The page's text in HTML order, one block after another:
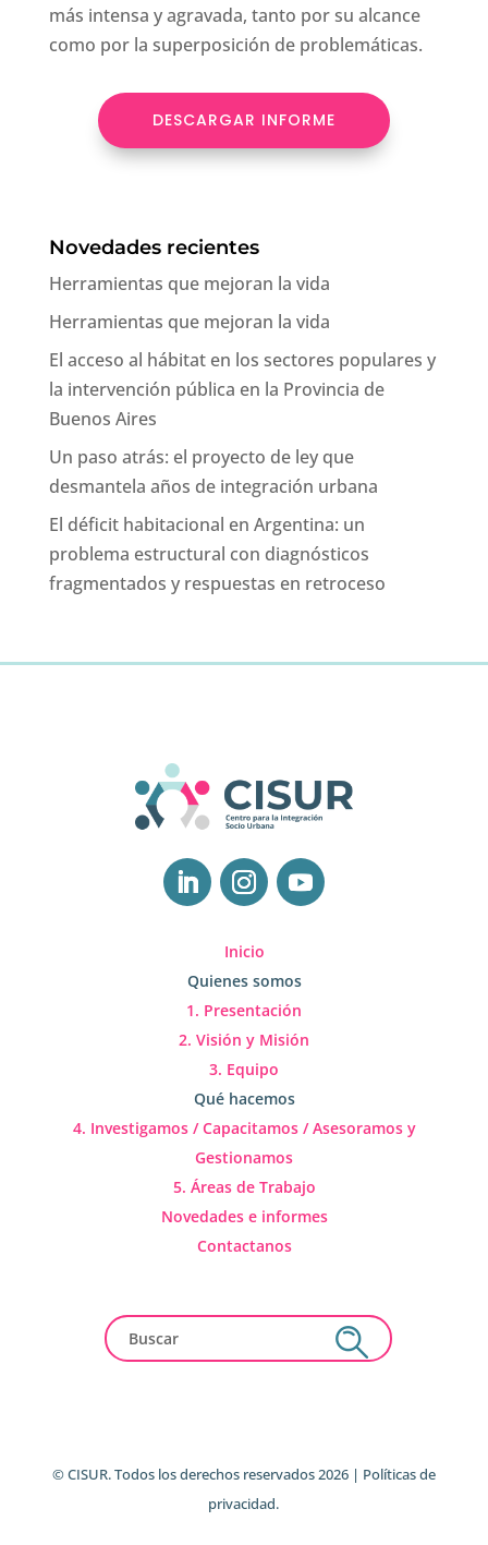
más intensa y agravada, tanto por su alcance
como por la superposición de problemáticas.
DESCARGAR INFORME
Novedades recientes
Herramientas que mejoran la vida
Herramientas que mejoran la vida
El acceso al hábitat en los sectores populares y
la intervención pública en la Provincia de
Buenos Aires
Un paso atrás: el proyecto de ley que
desmantela años de integración urbana
El déficit habitacional en Argentina: un
problema estructural con diagnósticos
fragmentados y respuestas en retroceso
Inicio
Quienes somos
1. Presentación
2. Visión y Misión
3. Equipo
Qué hacemos
4. Investigamos / Capacitamos / Asesoramos y
Gestionamos
5. Áreas de Trabajo
Novedades e informes
Contactanos
© CISUR. Todos los derechos reservados 2026 | Políticas de
privacidad.